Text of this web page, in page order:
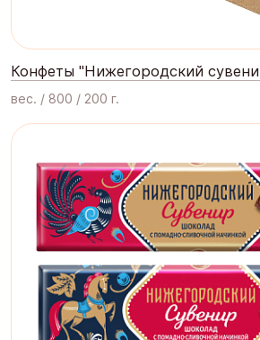
Конфеты "Нижегородский
вес. / 800 / 200 г.